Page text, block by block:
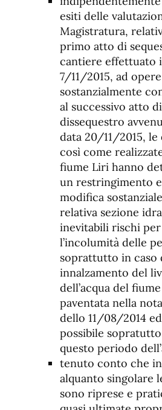
esiti delle
Magistratura,
primo atto di
cantiere effettuato
7/11/2015, ad opere
sostanzialmente
al successivo atto di
dissequestro
data 20/11/2015, le
così come
fiume Liri hanno
un restringimento
modifica
relativa sezione
inevitabili rischi per
l’incolumità delle
soprattutto in caso
innalzamento del
dell’acqua del
paventata nella
dello 11/08/2014
possibile
questo periodo
tenuto conto che
alquanto singolare
sono riprese e